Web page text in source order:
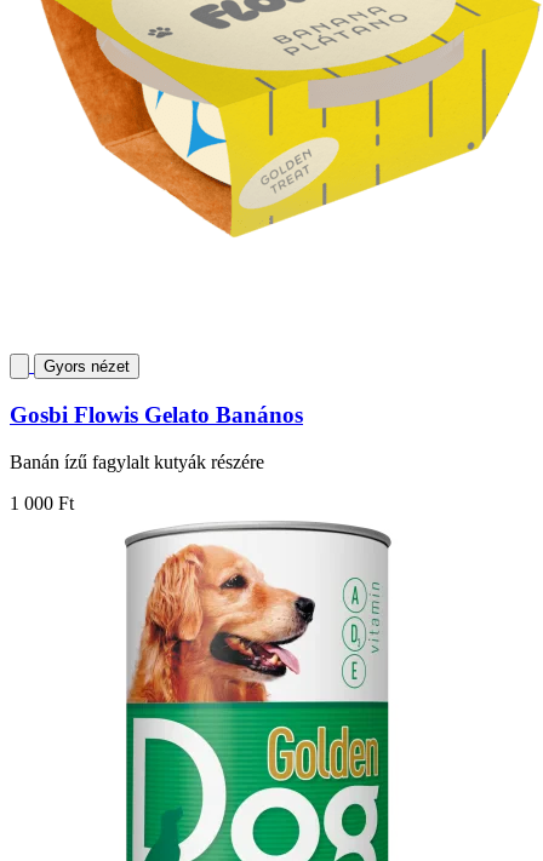
Gyors nézet
Gosbi Flowis Gelato Banános
Banán ízű fagylalt kutyák részére
1 000 Ft